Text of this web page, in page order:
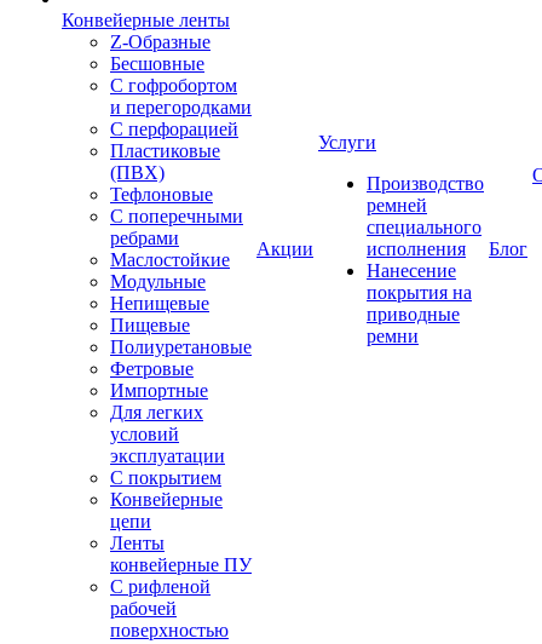
Конвейерные ленты
Z-Образные
Бесшовные
С гофробортом
и перегородками
С перфорацией
Пластиковые
(ПВХ)
Тефлоновые
С поперечными
ребрами
Маслостойкие
Модульные
Непищевые
Пищевые
Полиуретановые
Фетровые
Импортные
Для легких
условий
эксплуатации
С покрытием
Конвейерные
цепи
Ленты
конвейерные ПУ
С рифленой
рабочей
поверхностью
Акции
Услуги
Производство
ремней
специального
исполнения
Нанесение
покрытия на
приводные
ремни
Блог